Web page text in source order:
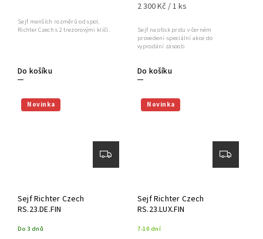
Do košíku
Sejf menších rozměrů od spol.
Richter Czech s 2 trezorovými klíči.
2 300 Kč / 1 ks
Do košíku
Sejf na otisk prstu v černém
provedení-speciální akce do
vyprodání zásoob
Novinka
Sejf Richter Czech
RS.23.DE.FIN
Do 3 dnů
Novinka
Sejf Richter Czech
RS.23.LUX.FIN
7-10 dní